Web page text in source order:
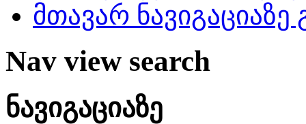
მთავარ
Nav view search
ნავიგაციაზე